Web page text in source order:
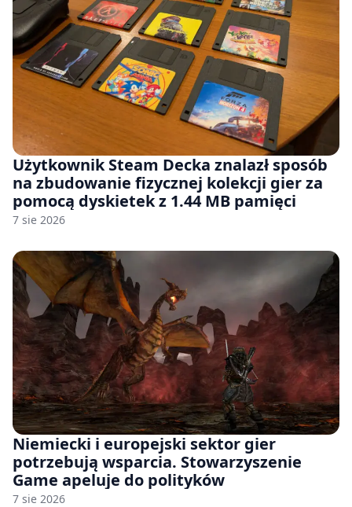
Użytkownik Steam Decka znalazł sposób
na zbudowanie fizycznej kolekcji gier za
pomocą dyskietek z 1.44 MB pamięci
7 sie 2026
Niemiecki i europejski sektor gier
potrzebują wsparcia. Stowarzyszenie
Game apeluje do polityków
7 sie 2026